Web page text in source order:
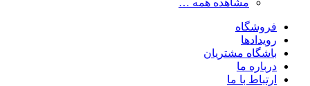
فروشگاه
رویدادها
باشگاه مشتریان
درباره ما
ارتباط با ما